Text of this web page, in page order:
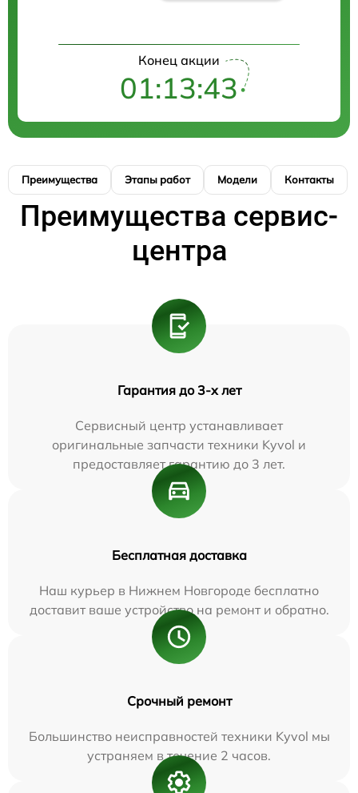
Конец акции
01:13:43
Преимущества Этапы работ Модели Контакты
Преимущества сервис-
центра
Гарантия до 3-х лет
Сервисный центр устанавливает
оригинальные запчасти техники Kyvol и
предоставляет гарантию до 3 лет.
Бесплатная доставка
Наш курьер в Нижнем Новгороде бесплатно
доставит ваше устройство на ремонт и обратно.
Срочный ремонт
Большинство неисправностей техники Kyvol мы
устраняем в течение 2 часов.